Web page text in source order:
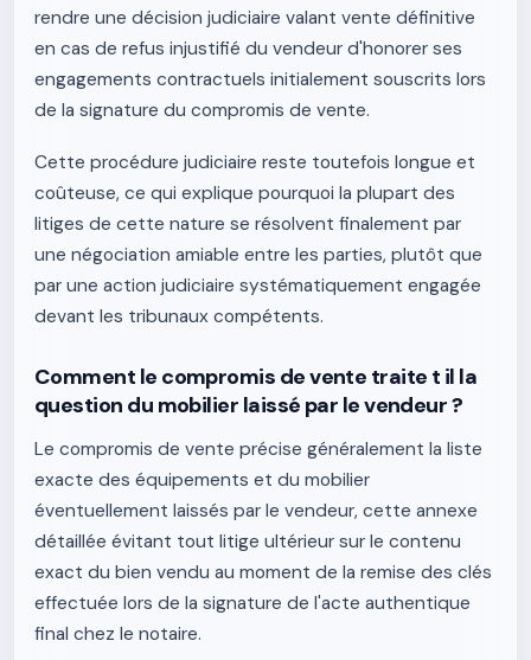
rendre une décision judiciaire valant vente définitive
en cas de refus injustifié du vendeur d'honorer ses
engagements contractuels initialement souscrits lors
de la signature du compromis de vente.
Cette procédure judiciaire reste toutefois longue et
coûteuse, ce qui explique pourquoi la plupart des
litiges de cette nature se résolvent finalement par
une négociation amiable entre les parties, plutôt que
par une action judiciaire systématiquement engagée
devant les tribunaux compétents.
Comment le compromis de vente traite t il la
question du mobilier laissé par le vendeur ?
Le compromis de vente précise généralement la liste
exacte des équipements et du mobilier
éventuellement laissés par le vendeur, cette annexe
détaillée évitant tout litige ultérieur sur le contenu
exact du bien vendu au moment de la remise des clés
effectuée lors de la signature de l'acte authentique
final chez le notaire.